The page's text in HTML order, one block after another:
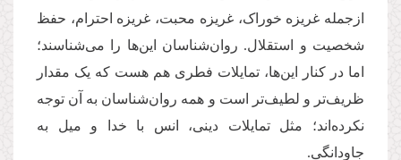
ازجمله غریزه خوراک، غریزه محبت، غریزه احترام، حفظ
شخصیت و استقلال. روان‌شناسان این‌ها را می‌شناسند؛
اما در کنار این‌ها، تمایلات فطری هم هست که یک مقدار
ظریف‌تر و لطیف‌تر است و همه روان‌شناسان به آن توجه
نکرده‌اند؛ مثل تمایلات دینی، انس با خدا و میل به
جاودانگی.